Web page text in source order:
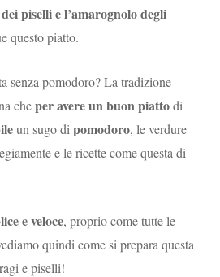
piselli e l’amarognolo degli
questo piatto.
senza pomodoro? La tradizione
cheper avere un buon piattodi
un sugo di pomodoro, le verdure
e le ricette come questa di
e veloce, proprio come tutte le
quindi come si prepara questa
e piselli!